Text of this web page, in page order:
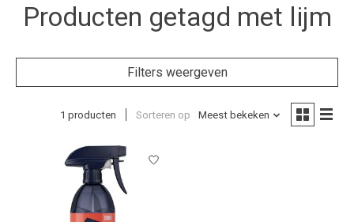
Producten getagd met lijm
Filters weergeven
1 producten Sorteren op Meest bekeken